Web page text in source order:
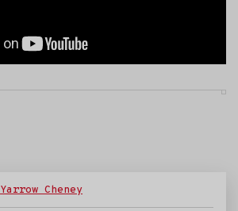
Yarrow Cheney